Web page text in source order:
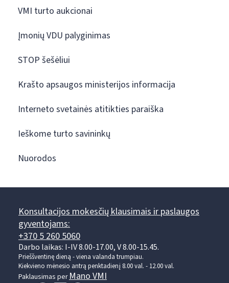
VMI turto aukcionai
Įmonių VDU palyginimas
STOP šešėliui
Krašto apsaugos ministerijos informacija
Interneto svetainės atitikties paraiška
Ieškome turto savininkų
Nuorodos
Konsultacijos mokesčių klausimais ir paslaugos
gyventojams:
+370 5 260 5060
Darbo laikas: I-IV 8.00-17.00, V 8.00-15.45.
Prieššventinę dieną - viena valanda trumpiau.
Kiekvieno mėnesio antrą penktadienį 8.00 val. - 12.00 val.
Paklausimas perMano VMI